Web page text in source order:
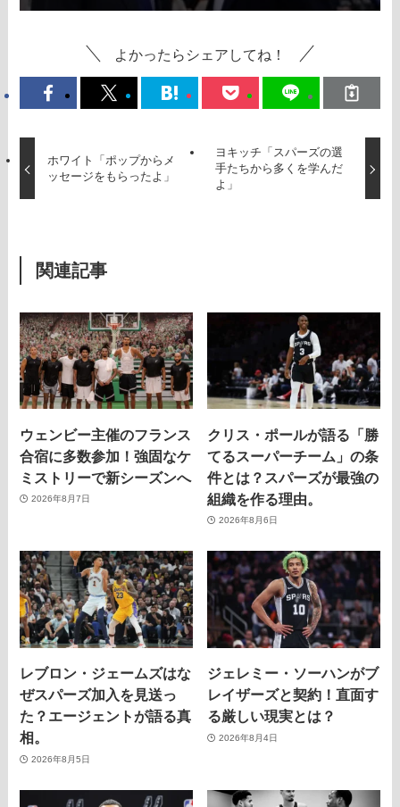
よかったらシェアしてね！
ホワイト「ポップからメ
ッセージをもらったよ」
ヨキッチ「スパーズの選
手たちから多くを学んだ
よ」
関連記事
ウェンビー主催のフランス
合宿に多数参加！強固なケ
ミストリーで新シーズンへ
2026年8月7日
クリス・ポールが語る「勝
てるスーパーチーム」の条
件とは？スパーズが最強の
組織を作る理由。
2026年8月6日
レブロン・ジェームズはな
ぜスパーズ加入を見送っ
た？エージェントが語る真
相。
2026年8月5日
ジェレミー・ソーハンがブ
レイザーズと契約！直面す
る厳しい現実とは？
2026年8月4日